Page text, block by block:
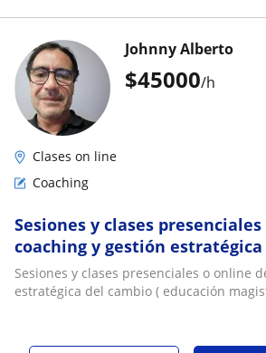
$45000/h
Johnny Alberto
Clases on line
Coaching
Sesiones y clases
coaching y gestión
educación magister)
Sesiones y clases presenciales o online
estratégica del cambio ( educación